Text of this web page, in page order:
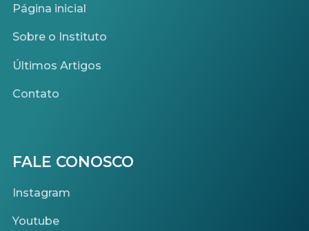
Página inicial
Sobre o Instituto
Últimos Artigos
Contato
FALE CONOSCO
Instagram
Youtube